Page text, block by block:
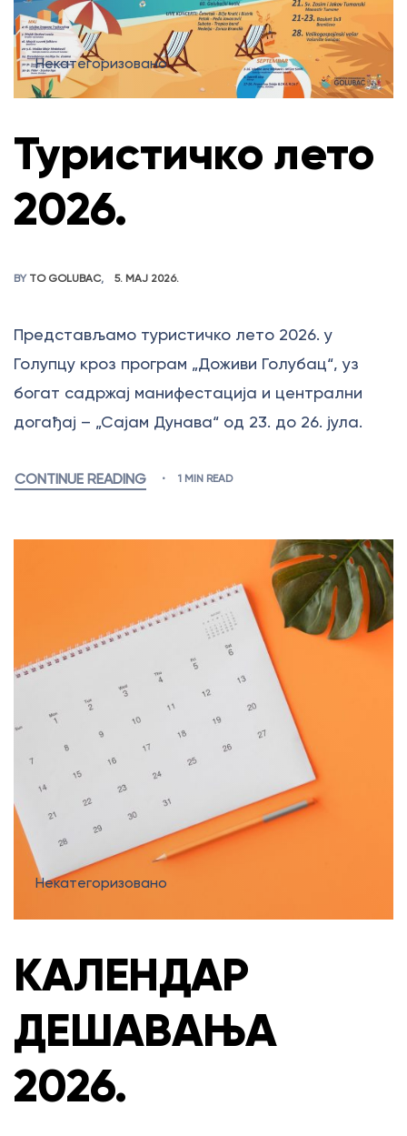
Некатегоризовано
Туристичко лето
2026.
BY TO GOLUBAC 5. МАЈ 2026.
Представљамо туристичко лето 2026. у
Голупцу кроз програм „Доживи Голубац“, уз
богат садржај манифестација и централни
догађај – „Сајам Дунава“ од 23. до 26. јула.
CONTINUE READING 1 MIN READ
Некатегоризовано
КАЛЕНДАР
ДЕШАВАЊА
2026.